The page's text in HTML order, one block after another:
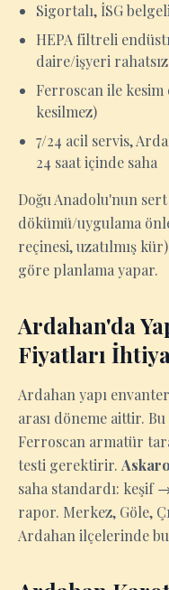
Sigortalı, İSG
HEPA filtreli
daire/işyeri
Ferroscan ile
kesilmez)
7/24 acil servis,
24 saat içinde saha
Doğu Anadolu'nun
dökümü/uygulama
reçinesi, uzatılmış
göre planlama yapar.
Ardahan'da
Fiyatları
Ardahan yapı
arası döneme aittir.
Ferroscan armatür
testi gerektirir.
saha standardı:
rapor. Merkez, Göle,
Ardahan ilçelerinde